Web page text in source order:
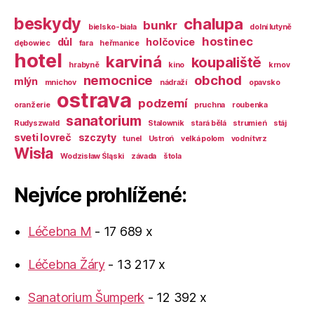
beskydy bielsko-biała bunkr chalupa
dolní lutyně
dębowiec
důl fara heřmanice holčovice hostinec
hotel hrabyně karviná kino koupaliště krnov
mlýn mnichov nemocnice nádraží obchod opavsko
oranžerie ostrava podzemí pruchna
roubenka
Rudyszwałd
sanatorium Stalownik stará bělá strumień stáj
sveti lovreč szczyty tunel Ustroń velká polom vodní tvrz
Wisła Wodzisław Śląski závada štola
Nejvíce prohlížené:
Léčebna M - 17 689 x
Léčebna Žáry- 13 217 x
Sanatorium Šumperk - 12 392 x